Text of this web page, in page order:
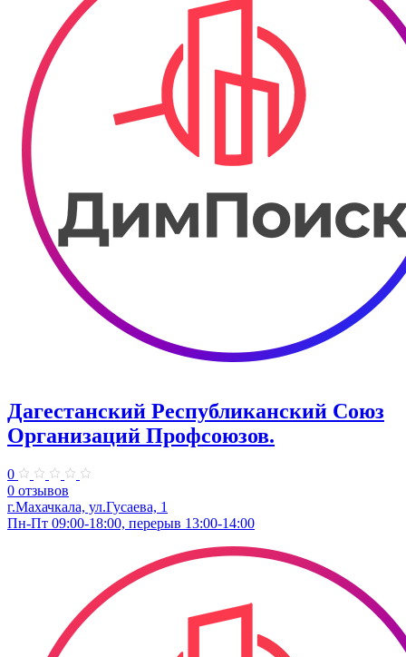
Дагестанский Республиканский Союз
Организаций Профсоюзов.
0
0 отзывов
г.Махачкала, ул.Гусаева, 1
Пн-Пт 09:00-18:00, перерыв 13:00-14:00